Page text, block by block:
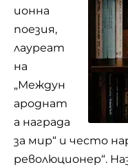
ионна
поезия,
лауреат
на
„Междун
ароднат
а награда
за мир“ и често
революционер“.